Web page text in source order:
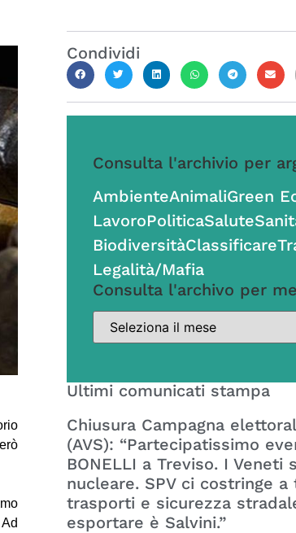
Condividi
Consulta l'archivio per
AmbienteAnimaliGreen
LavoroPoliticaSalute
BiodiversitàClassificare
Legalità/Mafia
Consulta l'archivo per
Ultimi comunicati stampa
Chiusura Campagna
(AVS): “Partecipatissimo
BONELLI a Treviso. I Veneti
nucleare. SPV ci costringe
trasporti e sicurezza
esportare è Salvini.”